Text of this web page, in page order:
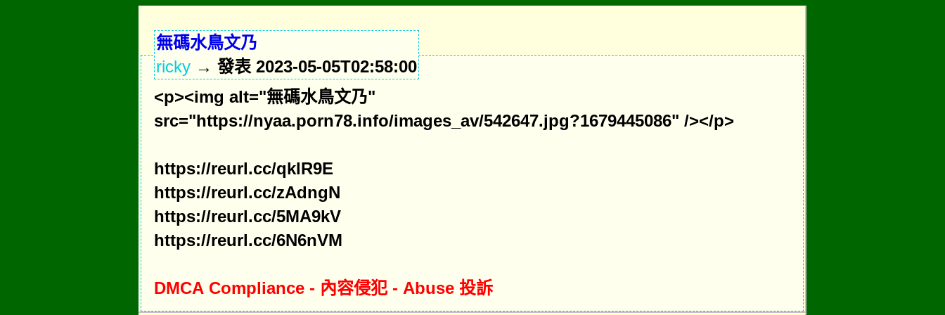
無碼水鳥文乃
ricky → 發表 2023-05-05T02:58:00
<p><img alt="無碼水鳥文乃"
src="https://nyaa.porn78.info/images_av/542647.jpg?1679445086" /></p>
https://reurl.cc/qklR9E
https://reurl.cc/zAdngN
https://reurl.cc/5MA9kV
https://reurl.cc/6N6nVM
DMCA Compliance - 內容侵犯 - Abuse 投訴